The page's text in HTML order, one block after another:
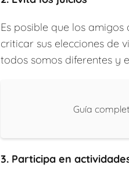
Es posible que los
criticar sus elecciones de
todos somos diferentes y
Guía
3. Participa en